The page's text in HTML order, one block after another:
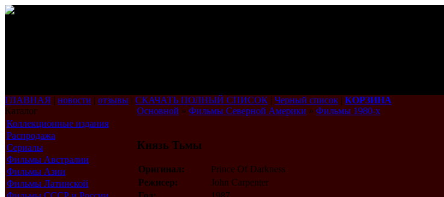
ГЛАВНАЯ | новости | отзывы | СКАЧАТЬ ПОЛНЫЙ СПИСОК | Черный список | КОРЗИНА
Каталог
Коллекционные издания
Распродажа
Сериалы
Фильмы Австралии
Фильмы Азии
Фильмы Латинской
Америки
Основной » Фильмы Северной Америки » Фильмы 1980-х
Князь Тьмы
Оригинал:
Prince Of Darkness
Режисер:
John Carpenter